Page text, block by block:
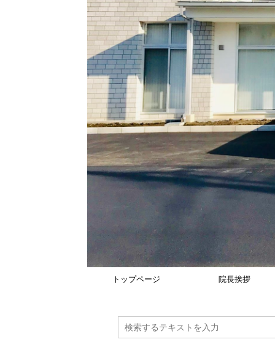
トップページ 院長挨拶